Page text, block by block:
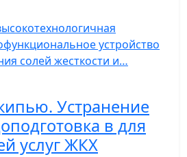
устройство
солей жесткости и…
Устранение
в для
услуг ЖКХ